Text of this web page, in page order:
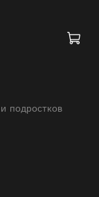
подростков